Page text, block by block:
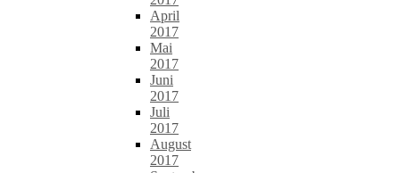
April
2017
Mai
2017
Juni
2017
Juli
2017
August
2017